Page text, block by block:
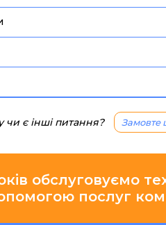
чи є інші питання? Замовте
обслуговуємо
послуг